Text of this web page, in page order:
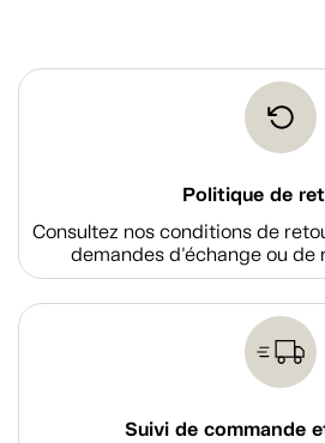
Politique de
Consultez nos conditions de
demandes d'échange ou de
Suivi de commande